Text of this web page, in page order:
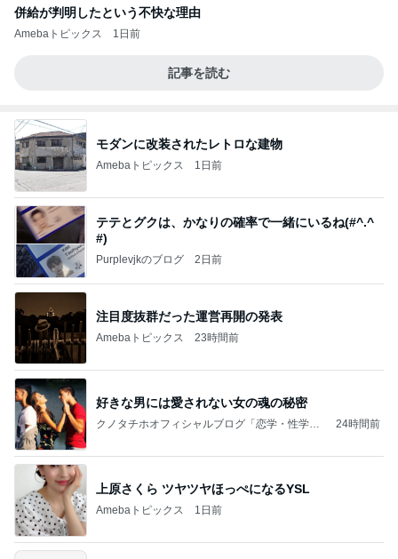
併給が判明したという不快な理由
Amebaトピックス 1日前
記事を読む
モダンに改装されたレトロな建物
Amebaトピックス 1日前
テテとグクは、かなりの確率で一緒にいるね(#^.^
#)
Purplevjkのブログ 2日前
注目度抜群だった運営再開の発表
Amebaトピックス 23時間前
好きな男には愛されない女の魂の秘密
クノタチホオフィシャルブログ「恋学・性学研
24時間前
上原さくら ツヤツヤほっぺになるYSL
Amebaトピックス 1日前